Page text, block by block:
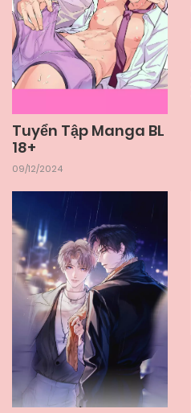
Tuyển Tập Manga BL
18+
09/12/2024